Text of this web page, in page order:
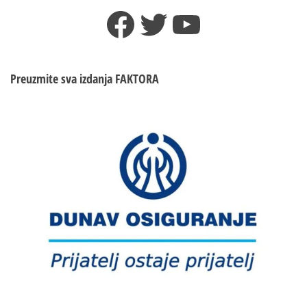
Facebook
TwitterYouTube
Preuzmite sva izdanja FAKTORA